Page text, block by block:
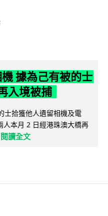
據為己有被的士
入境被捕
士拾獲他人遺留相機及電
人本月 2 日經港珠澳大橋再
閱讀全文